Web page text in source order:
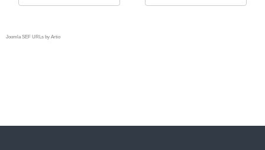
Joomla SEF URLs by Artio